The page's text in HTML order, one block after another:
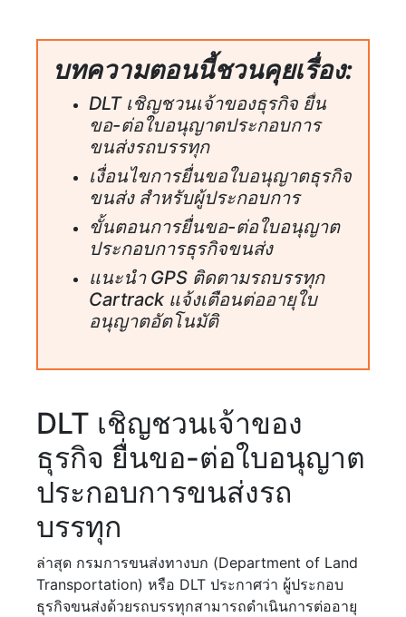
บทความตอนนี้ชวนคุยเรื่อง:
DLT เชิญชวนเจ้าของธุรกิจ ยื่น
ขอ-ต่อใบอนุญาตประกอบการ
ขนส่งรถบรรทุก
เงื่อนไขการยื่นขอใบอนุญาตธุรกิจ
ขนส่ง สำหรับผู้ประกอบการ
ขั้นตอนการยื่นขอ-ต่อใบอนุญาต
ประกอบการธุรกิจขนส่ง
แนะนำ GPS ติดตามรถบรรทุก
Cartrack แจ้งเตือนต่ออายุใบ
อนุญาตอัตโนมัติ
DLT เชิญชวนเจ้าของ
ธุรกิจ ยื่นขอ-ต่อใบอนุญาต
ประกอบการขนส่งรถ
บรรทุก
ล่าสุด กรมการขนส่งทางบก (Department of Land
Transportation) หรือ DLT ประกาศว่า ผู้ประกอบ
ธุรกิจขนส่งด้วยรถบรรทุกสามารถดำเนินการต่ออายุ